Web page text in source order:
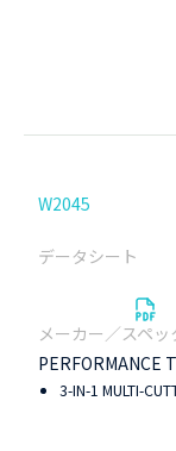
W2045
PERFORMANCE
3-IN-1 MULTI-